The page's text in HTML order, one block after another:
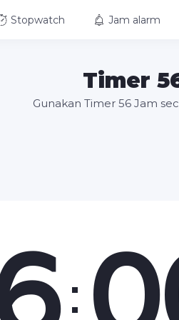
Stopwatch Jam alarm
Timer
Gunakan Timer 56 Jam
: